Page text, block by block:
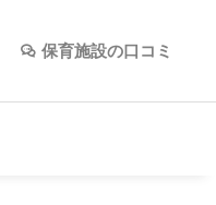
保育施設の口コミ